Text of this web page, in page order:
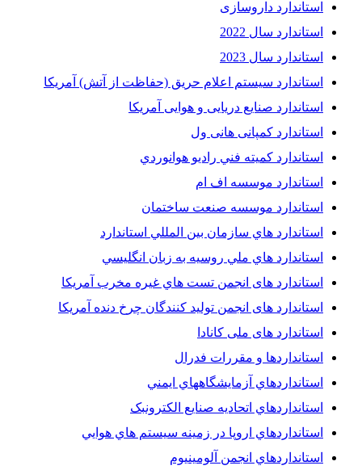
استاندارد داروسازی
استاندارد سال 2022
استاندارد سال 2023
استاندارد سیستم اعلام حریق (حفاظت از آتش) آمریکا
استاندارد صنایع دریایی و هوایی آمریکا
استاندارد کمپانی هانی ول
استاندارد کميته فني راديو هوانوردي
استاندارد موسسه اف ام
استاندارد موسسه صنعت ساختمان
استاندارد هاي سازمان بين المللي استاندارد
استاندارد هاي ملي روسيه به زبان انگليسي
استاندارد های انجمن تست هاي غيره مخرب آمريکا
استاندارد های انجمن توليد کنندگان چرخ دنده آمريکا
استاندارد های ملی کانادا
استانداردها و مقررات فدرال
استانداردهاي آزمايشگاههاي ايمني
استانداردهاي اتحاديه صنايع الکترونبک
استانداردهاي اروپا در زمينه سيستم هاي هوايي
استانداردهاي انجمن آلومينيوم